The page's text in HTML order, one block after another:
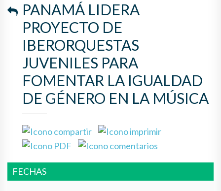
PANAMÁ LIDERA
PROYECTO DE
IBERORQUESTAS
JUVENILES PARA
FOMENTAR LA IGUALDAD
DE GÉNERO EN LA MÚSICA
FECHAS